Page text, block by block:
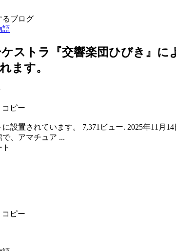
るブログ
語
ストラ『交響楽団ひびき』に
ます。
コピー
設置されています。 7,371ビュー. 2025年11月
、アマチュア ...
コピー